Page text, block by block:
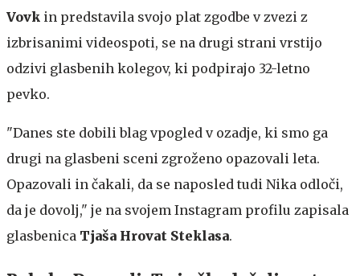
Vovk in predstavila svojo plat zgodbe v zvezi z
izbrisanimi videospoti, se na drugi strani vrstijo
odzivi glasbenih kolegov, ki podpirajo 32-letno
pevko.
"Danes ste dobili blag vpogled v ozadje, ki smo ga
drugi na glasbeni sceni zgroženo opazovali leta.
Opazovali in čakali, da se naposled tudi Nika odloči,
da je dovolj," je na svojem Instagram profilu zapisala
glasbenica Tjaša Hrovat Steklasa.